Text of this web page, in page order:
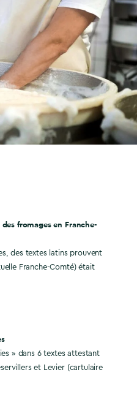
fromages en Franche-
des textes latins prouvent
Franche-Comté) était
» dans 6 textes attestant
et Levier (cartulaire